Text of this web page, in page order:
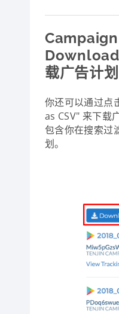
Campaign
Download
载广告计划
你还可以通过
as CSV" 来下载
包含你在搜索过
划。